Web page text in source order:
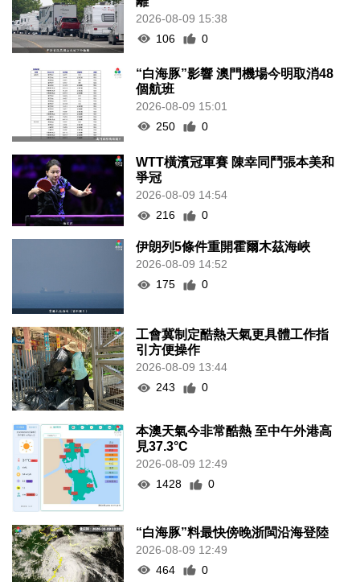
2026-08-09 15:38
106
0
“白海豚”影響 澳門機場今明取消48
個航班
2026-08-09 15:01
250
0
WTT橫濱冠軍賽 陳幸同鬥張本美和
爭冠
2026-08-09 14:54
216
0
伊朗列5條件重開霍爾木茲海峽
2026-08-09 14:52
175
0
工會冀制定酷熱天氣更具體工作指
引方便操作
2026-08-09 13:44
243
0
本澳天氣今非常酷熱 至中午外港高
見37.3°C
2026-08-09 12:49
1428
0
“白海豚”料最快傍晚浙閩沿海登陸
2026-08-09 12:49
464
0